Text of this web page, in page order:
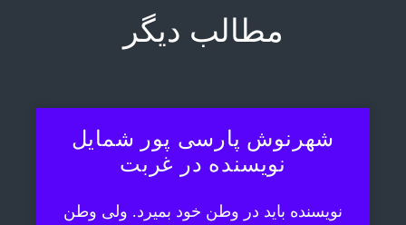
مطالب دیگر
شهرنوش پارسی پور شمایل
نویسنده در غربت
نویسنده باید در وطن خود بمیرد. ولی وطن